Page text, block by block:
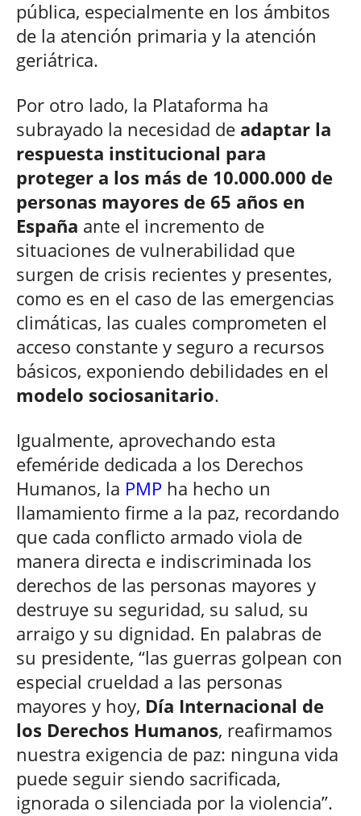
pública, especialmente en los ámbitos
de la atención primaria y la atención
geriátrica.
Por otro lado, la Plataforma ha
subrayado la necesidad de adaptar la
respuesta institucional para
proteger a los más de 10.000.000 de
personas mayores de 65 años en
España ante el incremento de
situaciones de vulnerabilidad que
surgen de crisis recientes y presentes,
como es en el caso de las emergencias
climáticas, las cuales comprometen el
acceso constante y seguro a recursos
básicos, exponiendo debilidades en el
modelo sociosanitario.
Igualmente, aprovechando esta
efeméride dedicada a los Derechos
Humanos, la PMP ha hecho un
llamamiento firme a la paz, recordando
que cada conflicto armado viola de
manera directa e indiscriminada los
derechos de las personas mayores y
destruye su seguridad, su salud, su
arraigo y su dignidad. En palabras de
su presidente, “las guerras golpean con
especial crueldad a las personas
mayores y hoy, Día Internacional de
los Derechos Humanos, reafirmamos
nuestra exigencia de paz: ninguna vida
puede seguir siendo sacrificada,
ignorada o silenciada por la violencia”.